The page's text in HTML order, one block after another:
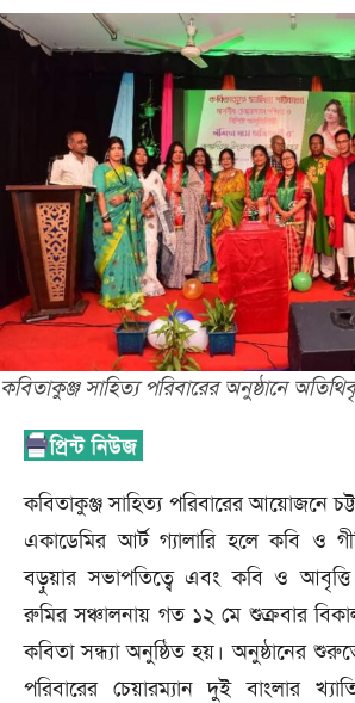
কবিতাকুঞ্জ সাহিত্য পরিবারের অনুষ্ঠানে
কবিতাকুঞ্জ সাহিত্য পরিবারের আয়োজনে
একাডেমির আর্ট গ্যালারি হলে কবি ও
বড়ুয়ার সভাপতিত্বে এবং কবি ও আবৃত্তি
রুমির সঞ্চালনায় গত ১২ মে শুক্রবার
কবিতা সন্ধ্যা অনুষ্ঠিত হয়। অনুষ্ঠানের
পরিবারের চেয়ারম্যান দুই বাংলার